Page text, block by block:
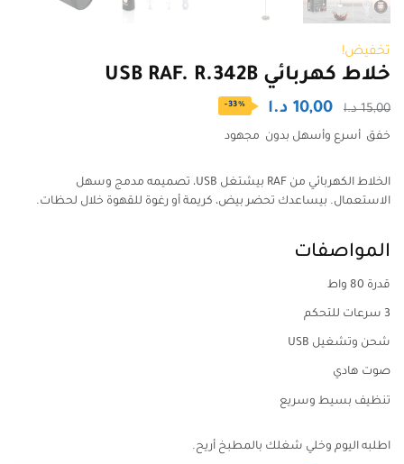
تخفيض!
خلاط كهربائي USB RAF. R.342B
15,00 د.ا
السعر
الأصلي
15,00 د.ا.
10,00 د.ا السعر
الحالي
10,00 د.ا.
-33%
خفق أسرع وأسهل بدون مجهود
الخلاط الكهربائي من RAF بيشتغل USB، تصميمه مدمج وسهل
الاستعمال. بيساعدك تحضر بيض، كريمة أو رغوة للقهوة خلال لحظات.
المواصفات
قدرة 80 واط
3 سرعات للتحكم
شحن وتشغيل USB
صوت هادي
تنظيف بسيط وسريع
اطلبه اليوم وخلي شغلك بالمطبخ أريح.